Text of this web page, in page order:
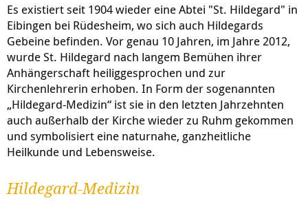
Es existiert seit 1904 wieder eine Abtei "St. Hildegard" in
Eibingen bei Rüdesheim, wo sich auch Hildegards
Gebeine befinden. Vor genau 10 Jahren, im Jahre 2012,
wurde St. Hildegard nach langem Bemühen ihrer
Anhängerschaft heiliggesprochen und zur
Kirchenlehrerin erhoben. In Form der sogenannten
„Hildegard-Medizin“ ist sie in den letzten Jahrzehnten
auch außerhalb der Kirche wieder zu Ruhm gekommen
und symbolisiert eine naturnahe, ganzheitliche
Heilkunde und Lebensweise.
Hildegard-Medizin